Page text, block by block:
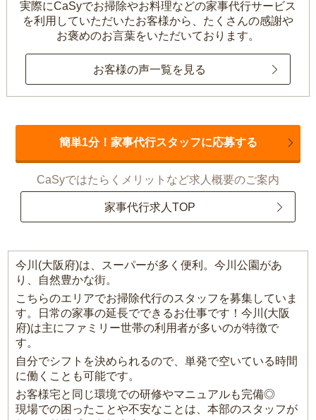
実際にCaSyでお掃除やお料理などの家事代行サービス
を利用していただいたお客様から、 たくさんの感謝や
お褒めのお言葉をいただいております。
お客様の声一覧を見る
簡単1分！家事代行スタッフに応募する
CaSyではたらくメリットなど求人概要のご案内
家事代行求人TOP
今川(大阪府)は、スーパーが多く便利。今川公園があ
り、自然豊かな街。
こちらのエリアでお掃除代行のスタッフを募集していま
す。日常の家事の延長でできるお仕事です！今川(大阪
府)は主にファミリー世帯の利用者が多いのが特徴で
す。
自分でシフトを決められるので、単発で空いている時間
に働くことも可能です。
お客様宅と同じ環境での研修やマニュアルも完備◎
現場での困ったことや不安なことは、本部のスタッフが